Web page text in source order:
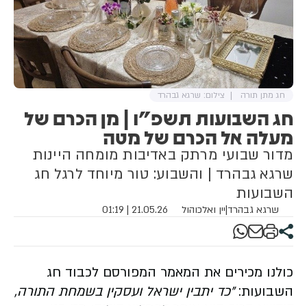
חג השבועות תשפ"ו | מן הכרם של
מעלה אל הכרם של מטה
מדור שבועי מרתק באדיבות מומחה היינות
שרגא גבהרד | והשבוע: טור מיוחד לרגל חג
השבועות
שרגא גבהרד|יין ואלכוהול 21.05.26 | 01:19
חג מתן תורה צילום: שרגא גבהרד
כולנו מכירים את המאמר המפורסם לכבוד חג
השבועות:"כד יתבין ישראל ועסקין בשמחת התורה,